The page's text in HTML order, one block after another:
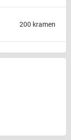
200 kramen
175 kramen